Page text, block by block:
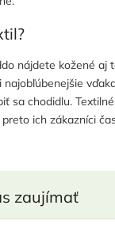
nájdete kožené aj
sa chodidlu.
ich zákazníci
zaujímať